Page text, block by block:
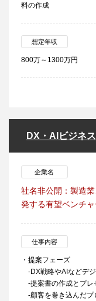
料の作成
想定年収
800万～1300万円
DX・AIビジネ
企業名
社名非公開：製造
発する有望ベンチ
仕事内容
・提案フェーズ
-DX戦略やAIなどデ
-提案書の作成とプレ
-顧客を巻き込んだプ